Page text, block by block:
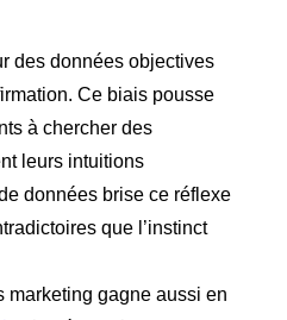
des données objectives
Ce biais pousse
à chercher des
leurs intuitions
données brise ce réflexe
que l’instinct
marketing gagne aussi en